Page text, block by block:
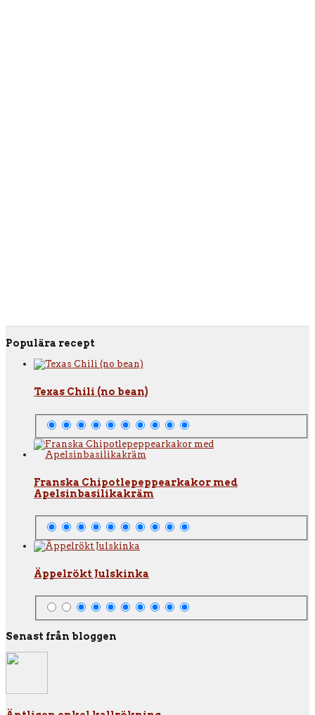
Populära recept
Texas Chili (no bean)
Franska Chipotlepeppearkakor med
Apelsinbasilikakräm
Äppelrökt Julskinka
Senast från bloggen